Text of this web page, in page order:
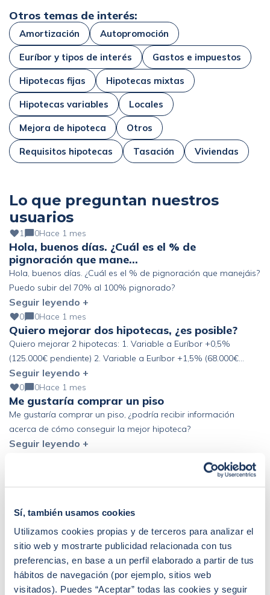
Sí, también usamos cookies
Utilizamos cookies propias y de terceros para analizar el
sitio web y mostrarte publicidad relacionada con tus
preferencias, en base a un perfil elaborado a partir de tus
hábitos de navegación (por ejemplo, sitios web
visitados). Puedes “Aceptar” todas las cookies y seguir
Otros temas de interés:
Amortización Autopromoción
Euríbor y tipos de interés Gastos e impuestos
Hipotecas fijas Hipotecas mixtas
Hipotecas variables Locales
Mejora de hipoteca Otros
Requisitos hipotecas Tasación Viviendas
Lo que preguntan nuestros
usuarios
1 0Hace 1 mes
Hola, buenos días. ¿Cuál es el % de
pignoración que mane…
Hola, buenos días. ¿Cuál es el % de pignoración que manejáis?
Puedo subir del 70% al 100% pignorado?
Seguir leyendo +
0 0Hace 1 mes
Quiero mejorar dos hipotecas, ¿es posible?
Quiero mejorar 2 hipotecas: 1. Variable a Euríbor +0,5%
(125.000€ pendiente) 2. Variable a Euríbor +1,5% (68.000€
pendiente) Altos ingresos y ahorro, pero fuera de España. ¿Se
podría mejorar?
Seguir leyendo +
0 0Hace 1 mes
Me gustaría comprar un piso
Me gustaría comprar un piso, ¿podría recibir información
acerca de cómo conseguir la mejor hipoteca?
Seguir leyendo +
compraventa de un piso …
pasado 19 de junio. El banco nos ha «obligado» a coger un
seguro de vida de prima única de 6 años y estamos pensando
en acogernos al derecho de desistimiento antes de los 30 días.
Que represalias podríamos tener en el futuro con […]
Seguir leyendo +